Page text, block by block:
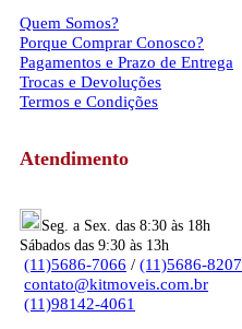
Quem Somos?
Porque Comprar Conosco?
Pagamentos e Prazo de Entrega
Trocas e Devoluções
Termos e Condições
Atendimento
Seg. a Sex. das 8:30 às 18h
Sábados das 9:30 às 13h
(11)5686-7066 / (11)5686-8207
contato@kitmoveis.com.br
(11)98142-4061